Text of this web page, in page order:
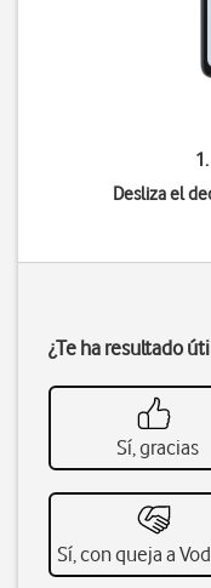
Desliza el
¿Te ha resultado
Sí, gracias
Sí, con queja a